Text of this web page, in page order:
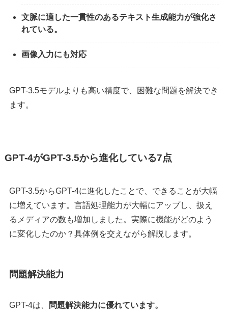
文脈に適した一貫性のあるテキスト生成能力が強化さ
れている。
画像入力にも対応
GPT-3.5モデルよりも高い精度で、困難な問題を解決でき
ます。
GPT-4がGPT-3.5から進化している7点
GPT-3.5からGPT-4に進化したことで、できることが大幅
に増えています。言語処理能力が大幅にアップし、扱え
るメディアの数も増加しました。実際に機能がどのよう
に変化したのか？具体例を交えながら解説します。
問題解決能力
GPT-4は、 問題解決能力に優れています。